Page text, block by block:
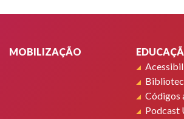
MOBILIZAÇÃO
Códigos
Podcast